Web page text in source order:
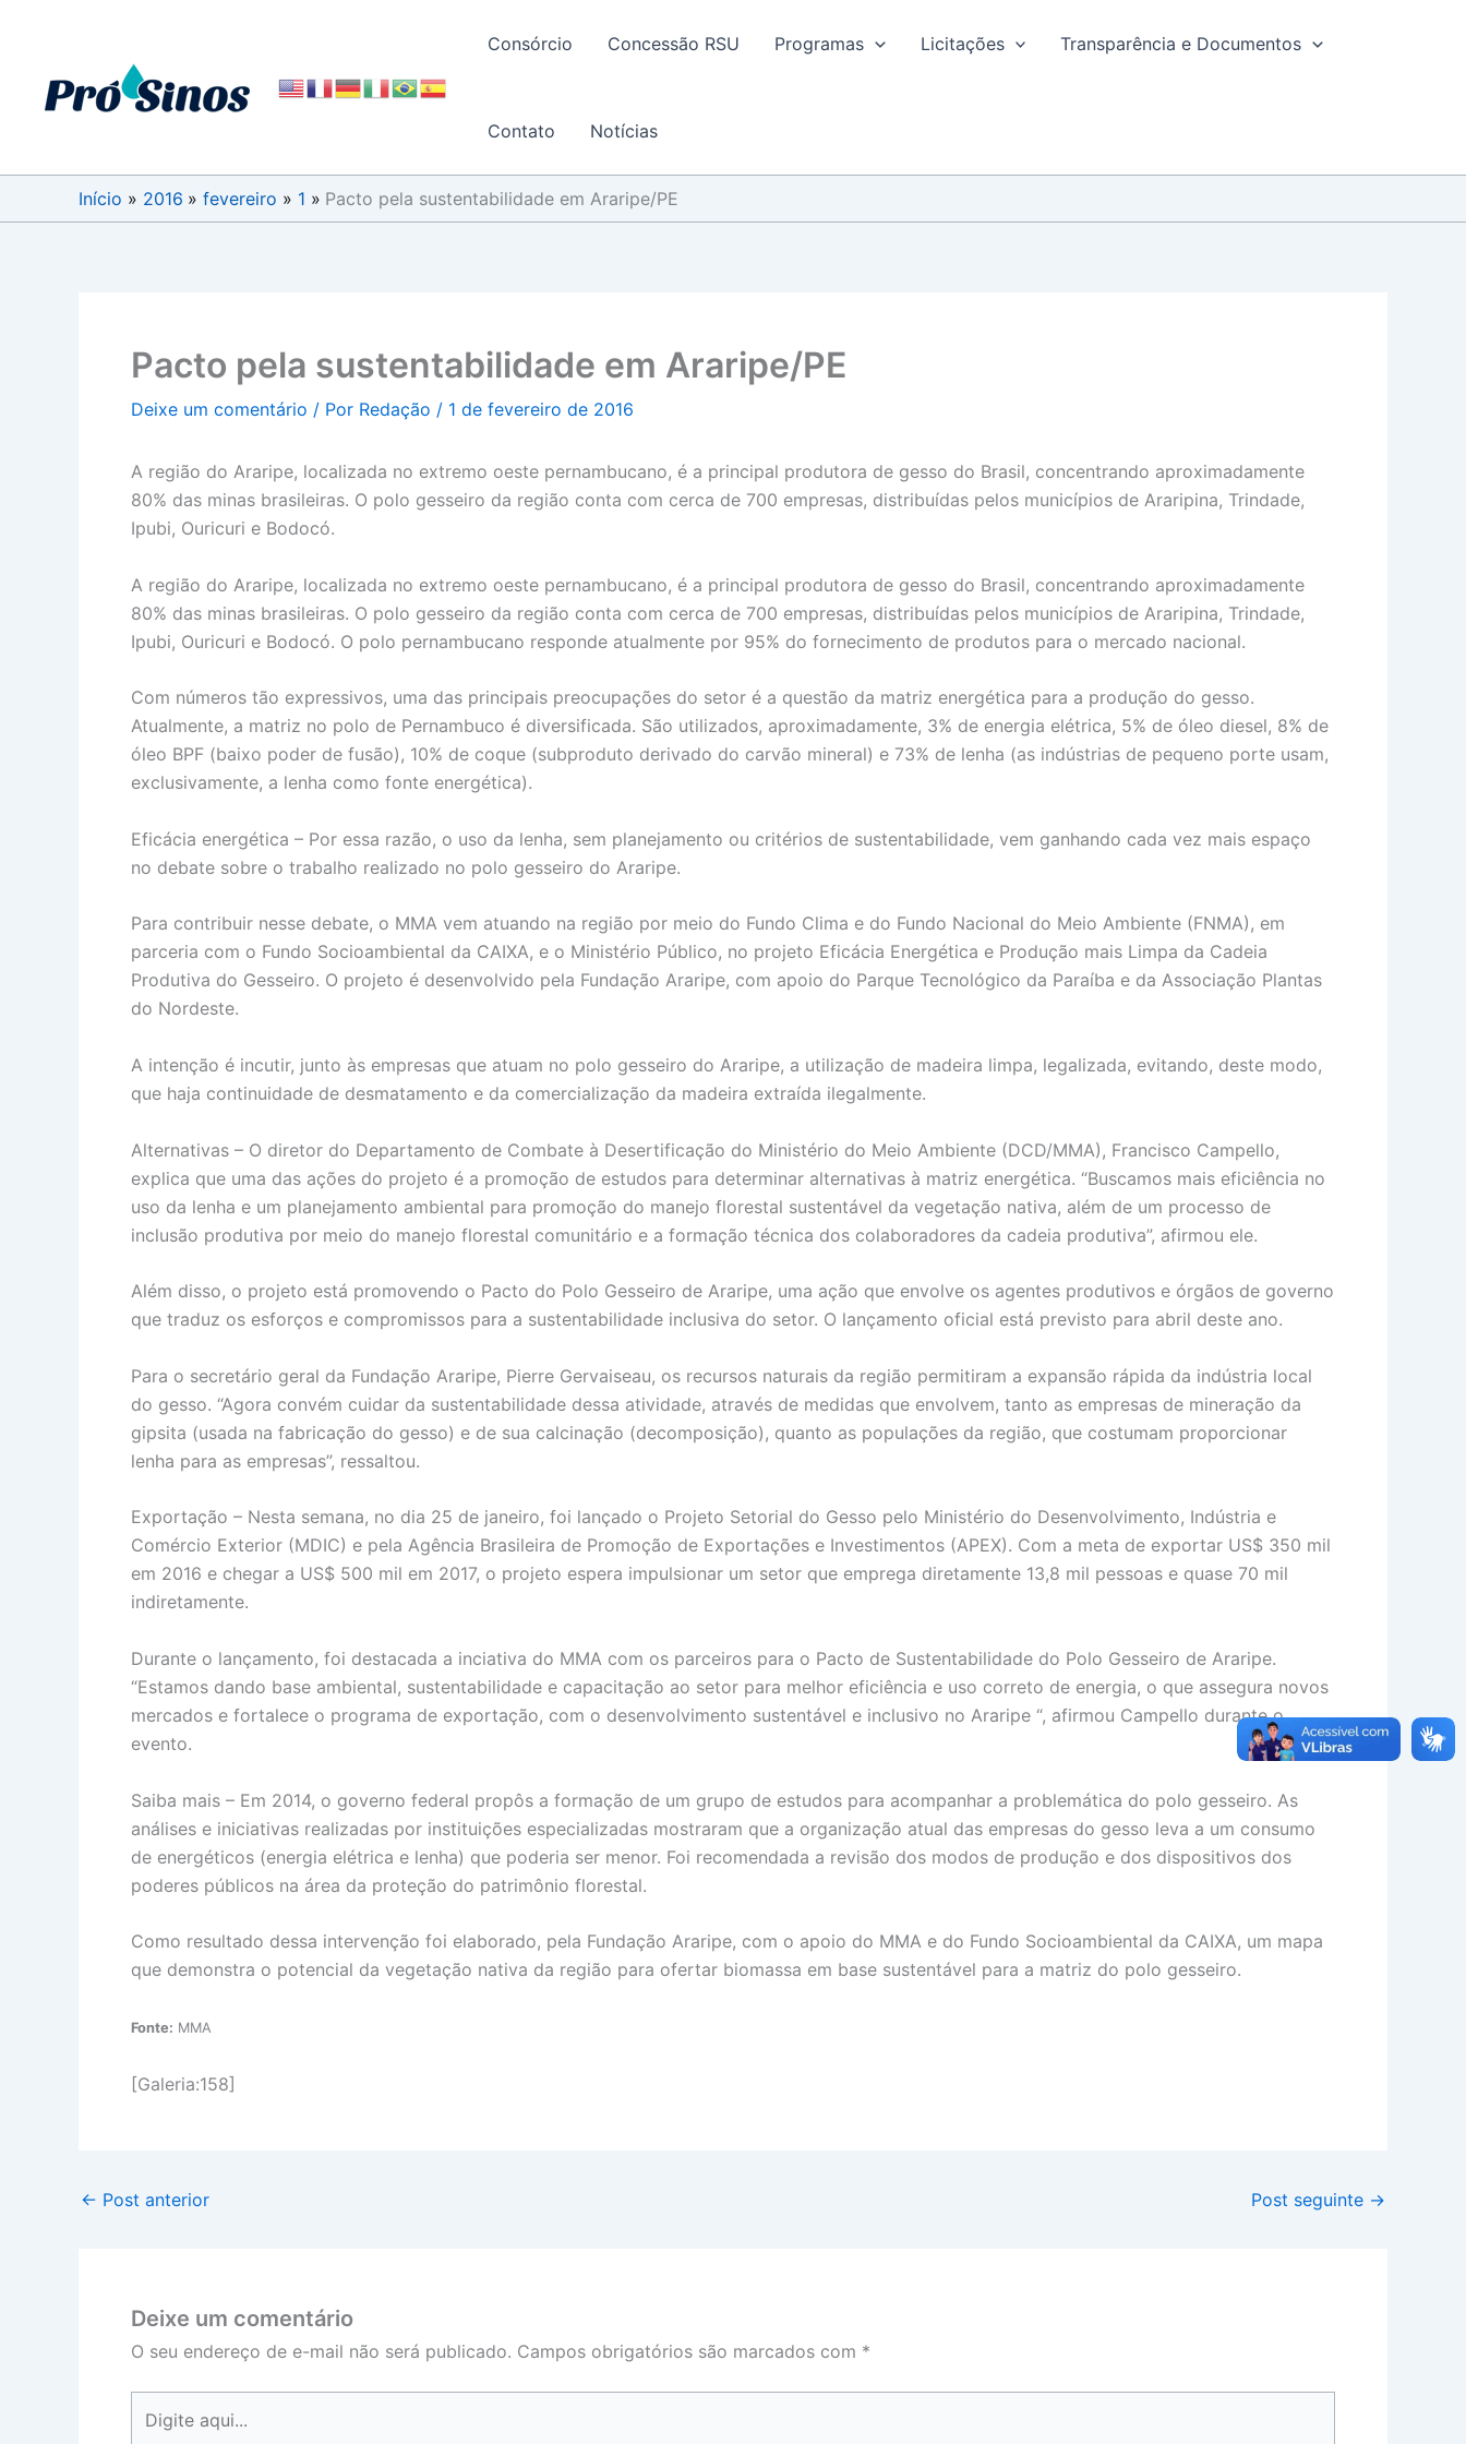
conteúdo
Consórcio Concessão RSU Programas Licitações Transparência e Documentos
Contato Notícias
Início 2016 fevereiro 1 Pacto pela sustentabilidade em Araripe/PE
Pacto pela sustentabilidade em Araripe/PE
Deixe um comentário / Por Redação / 1 de fevereiro de 2016
A região do Araripe, localizada no extremo oeste pernambucano, é a principal produtora de gesso do Brasil, concentrando aproximadamente
80% das minas brasileiras. O polo gesseiro da região conta com cerca de 700 empresas, distribuídas pelos municípios de Araripina, Trindade,
Ipubi, Ouricuri e Bodocó.
A região do Araripe, localizada no extremo oeste pernambucano, é a principal produtora de gesso do Brasil, concentrando aproximadamente
80% das minas brasileiras. O polo gesseiro da região conta com cerca de 700 empresas, distribuídas pelos municípios de Araripina, Trindade,
Ipubi, Ouricuri e Bodocó. O polo pernambucano responde atualmente por 95% do fornecimento de produtos para o mercado nacional.
Com números tão expressivos, uma das principais preocupações do setor é a questão da matriz energética para a produção do gesso.
Atualmente, a matriz no polo de Pernambuco é diversificada. São utilizados, aproximadamente, 3% de energia elétrica, 5% de óleo diesel, 8% de
óleo BPF (baixo poder de fusão), 10% de coque (subproduto derivado do carvão mineral) e 73% de lenha (as indústrias de pequeno porte usam,
exclusivamente, a lenha como fonte energética).
Eficácia energética – Por essa razão, o uso da lenha, sem planejamento ou critérios de sustentabilidade, vem ganhando cada vez mais espaço
no debate sobre o trabalho realizado no polo gesseiro do Araripe.
Para contribuir nesse debate, o MMA vem atuando na região por meio do Fundo Clima e do Fundo Nacional do Meio Ambiente (FNMA), em
parceria com o Fundo Socioambiental da CAIXA, e o Ministério Público, no projeto Eficácia Energética e Produção mais Limpa da Cadeia
Produtiva do Gesseiro. O projeto é desenvolvido pela Fundação Araripe, com apoio do Parque Tecnológico da Paraíba e da Associação Plantas
do Nordeste.
A intenção é incutir, junto às empresas que atuam no polo gesseiro do Araripe, a utilização de madeira limpa, legalizada, evitando, deste modo,
que haja continuidade de desmatamento e da comercialização da madeira extraída ilegalmente.
Alternativas – O diretor do Departamento de Combate à Desertificação do Ministério do Meio Ambiente (DCD/MMA), Francisco Campello,
explica que uma das ações do projeto é a promoção de estudos para determinar alternativas à matriz energética. “Buscamos mais eficiência no
uso da lenha e um planejamento ambiental para promoção do manejo florestal sustentável da vegetação nativa, além de um processo de
inclusão produtiva por meio do manejo florestal comunitário e a formação técnica dos colaboradores da cadeia produtiva”, afirmou ele.
Além disso, o projeto está promovendo o Pacto do Polo Gesseiro de Araripe, uma ação que envolve os agentes produtivos e órgãos de governo
que traduz os esforços e compromissos para a sustentabilidade inclusiva do setor. O lançamento oficial está previsto para abril deste ano.
Para o secretário geral da Fundação Araripe, Pierre Gervaiseau, os recursos naturais da região permitiram a expansão rápida da indústria local
do gesso. “Agora convém cuidar da sustentabilidade dessa atividade, através de medidas que envolvem, tanto as empresas de mineração da
gipsita (usada na fabricação do gesso) e de sua calcinação (decomposição), quanto as populações da região, que costumam proporcionar
lenha para as empresas”, ressaltou.
Exportação – Nesta semana, no dia 25 de janeiro, foi lançado o Projeto Setorial do Gesso pelo Ministério do Desenvolvimento, Indústria e
Comércio Exterior (MDIC) e pela Agência Brasileira de Promoção de Exportações e Investimentos (APEX). Com a meta de exportar US$ 350 mil
em 2016 e chegar a US$ 500 mil em 2017, o projeto espera impulsionar um setor que emprega diretamente 13,8 mil pessoas e quase 70 mil
indiretamente.
Durante o lançamento, foi destacada a inciativa do MMA com os parceiros para o Pacto de Sustentabilidade do Polo Gesseiro de Araripe.
“Estamos dando base ambiental, sustentabilidade e capacitação ao setor para melhor eficiência e uso correto de energia, o que assegura novos
mercados e fortalece o programa de exportação, com o desenvolvimento sustentável e inclusivo no Araripe “, afirmou Campello durante o
evento.
Saiba mais – Em 2014, o governo federal propôs a formação de um grupo de estudos para acompanhar a problemática do polo gesseiro. As
análises e iniciativas realizadas por instituições especializadas mostraram que a organização atual das empresas do gesso leva a um consumo
de energéticos (energia elétrica e lenha) que poderia ser menor. Foi recomendada a revisão dos modos de produção e dos dispositivos dos
poderes públicos na área da proteção do patrimônio florestal.
Como resultado dessa intervenção foi elaborado, pela Fundação Araripe, com o apoio do MMA e do Fundo Socioambiental da CAIXA, um mapa
que demonstra o potencial da vegetação nativa da região para ofertar biomassa em base sustentável para a matriz do polo gesseiro.
Fonte: MMA
[Galeria:158]
← Post anterior Post seguinte →
Deixe um comentário
O seu endereço de e-mail não será publicado. Campos obrigatórios são marcados com *
aqui...